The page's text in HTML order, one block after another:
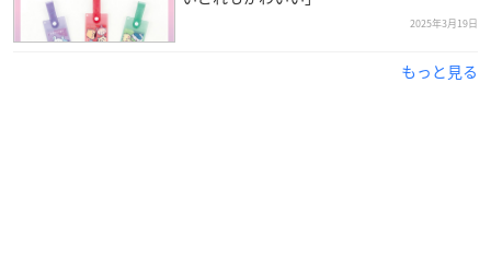
2025年3月19日
もっと見る